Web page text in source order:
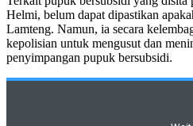
Helmi, belum dapat dipastikan
Lamteng. Namun, ia secara
kepolisian untuk mengusut dan
penyimpangan pupuk bersubsidi.